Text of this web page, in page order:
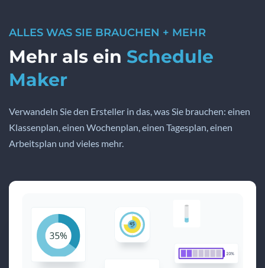
ALLES WAS SIE BRAUCHEN + MEHR
Mehr als ein Schedule
Maker
Verwandeln Sie den Ersteller in das, was Sie brauchen: einen
Klassenplan, einen Wochenplan, einen Tagesplan, einen
Arbeitsplan und vieles mehr.